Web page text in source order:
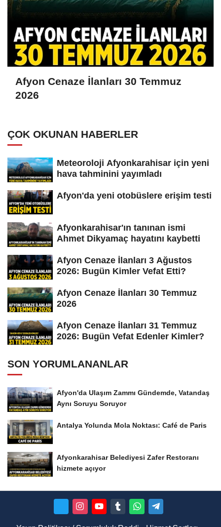
Afyon Cenaze İlanları 30 Temmuz
2026
ÇOK OKUNAN HABERLER
Meteoroloji Afyonkarahisar için yeni
hava tahminini yayımladı
Afyon'da yeni otobüslere erişim testi
Afyonkarahisar'ın tanınan ismi
Ahmet Dikyamaç hayatını kaybetti
Afyon Cenaze İlanları 3 Ağustos
2026: Bugün Kimler Vefat Etti?
Afyon Cenaze İlanları 30 Temmuz
2026
Afyon Cenaze İlanları 31 Temmuz
2026: Bugün Vefat Edenler Kimler?
SON YORUMLANANLAR
Afyon'da Ulaşım Zammı Gündemde, Vatandaş
Aynı Soruyu Soruyor
Antalya Yolunda Mola Noktası: Café de Paris
Afyonkarahisar Belediyesi Zafer Restoranı
hizmete açıyor